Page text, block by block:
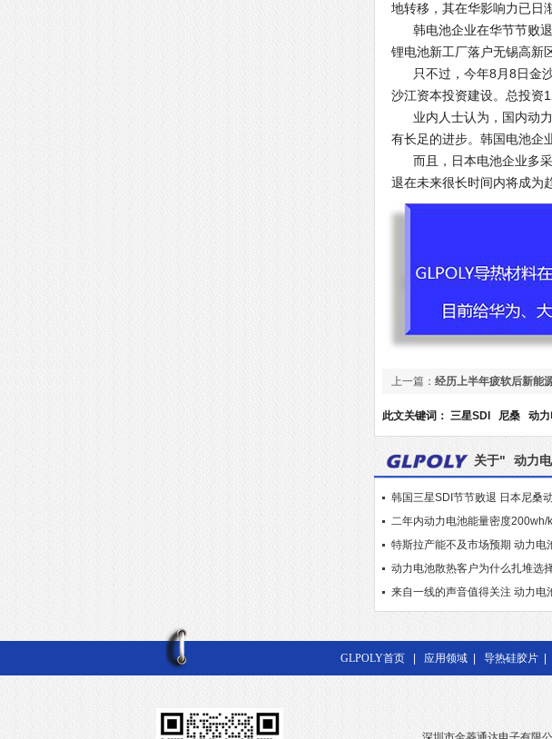
地转移，其在华影响力已日
韩电池企业在华节节败退
锂电池新工厂落户无锡高新
只不过，今年8月8日金沙
沙江资本投资建设。总投资
业内人士认为，国内动力
有长足的进步。韩国电池企
而且，日本电池企业多采
退在未来很长时间内将成为
上一篇： 经历上半年疲软后新能
量同比增长71%
此文关键词： 三星SDI 尼桑 动
关于" 动力
韩国三星SDI节节败退 日本尼桑
二年内动力电池能量密度200wh/
特斯拉产能不及市场预期 动力电
动力电池散热客户为什么扎堆选
来自一线的声音值得关注 动力电
GLPOLY首页 应用领域 导热硅胶片